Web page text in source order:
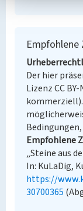
Der hier
Lizenz CC
Empfohlene
„Steine aus
In: KuLaDig,
https://
30700365